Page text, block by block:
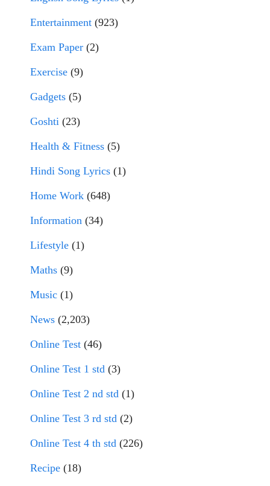
Entertainment (923)
Exam Paper (2)
Exercise (9)
Gadgets (5)
Goshti (23)
Health & Fitness (5)
Hindi Song Lyrics (1)
Home Work (648)
Information (34)
Lifestyle (1)
Maths (9)
Music (1)
News (2,203)
Online Test (46)
Online Test 1 std (3)
Online Test 2 nd std (1)
Online Test 3 rd std (2)
Online Test 4 th std (226)
Recipe (18)